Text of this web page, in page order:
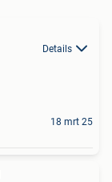
Details
18 mrt 25